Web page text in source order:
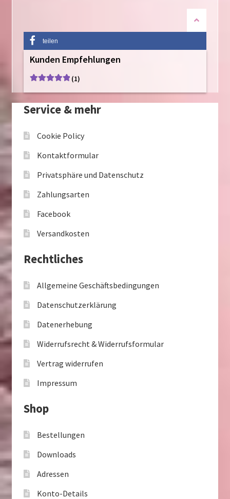
teilen
Kunden Empfehlungen
5von 5
(1)
Service & mehr
Cookie Policy
Kontaktformular
Privatsphäre und Datenschutz
Zahlungsarten
Facebook
Versandkosten
Rechtliches
Allgemeine Geschäftsbedingungen
Datenschutzerklärung
Datenerhebung
Widerrufsrecht & Widerrufsformular
Vertrag widerrufen
Impressum
Shop
Bestellungen
Downloads
Adressen
Konto-Details